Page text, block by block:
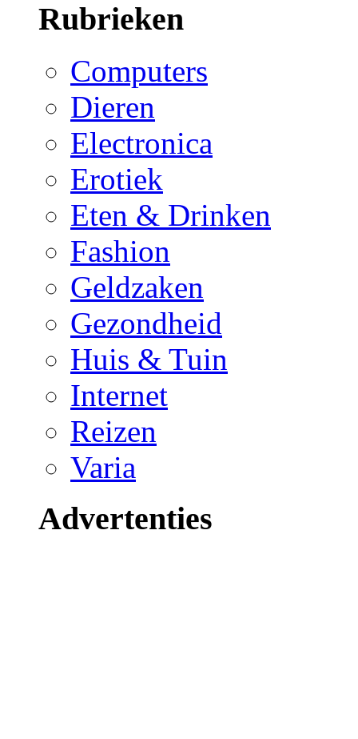
Rubrieken
Computers
Dieren
Electronica
Erotiek
Eten & Drinken
Fashion
Geldzaken
Gezondheid
Huis & Tuin
Internet
Reizen
Varia
Advertenties